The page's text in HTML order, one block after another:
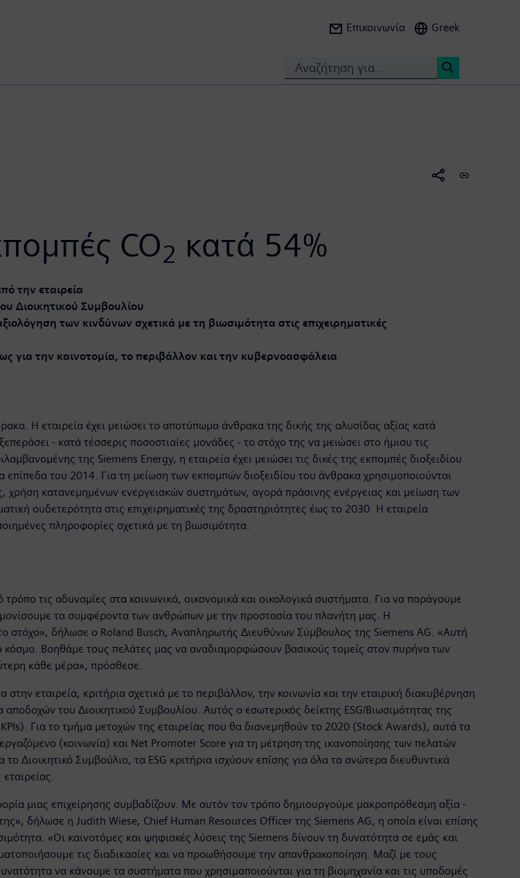
Επικοινωνία Greek
CO2 κατά 54%
την εταιρεία
Διοικητικού Συμβουλίου
των κινδύνων σχετικά με τη βιωσιμότητα στις επιχειρηματικές
για την καινοτομία, το περιβάλλον και την κυβερνοασφάλεια
Η εταιρεία έχει μειώσει το αποτύπωμα άνθρακα της δικής της αλυσίδας αξίας κατά
- κατά τέσσερις ποσοστιαίες μονάδες - το στόχο της να μειώσει στο ήμισυ τις
της Siemens Energy, η εταιρεία έχει μειώσει τις δικές της εκπομπές διοξειδίου
επίπεδα του 2014. Για τη μείωση των εκπομπών διοξειδίου του άνθρακα χρησιμοποιούνται
κατανεμημένων ενεργειακών συστημάτων, αγορά πράσινης ενέργειας και μείωση των
ουδετερότητα στις επιχειρηματικές της δραστηριότητες έως το 2030. Η εταιρεία
πληροφορίες σχετικά με τη βιωσιμότητα.
τις αδυναμίες στα κοινωνικά, οικονομικά και οικολογικά συστήματα. Για να παράγουμε
τα συμφέροντα των ανθρώπων με την προστασία του πλανήτη μας. Η
στόχο», δήλωσε ο Roland Busch, Αναπληρωτής Διευθύνων Σύμβουλος της Siemens AG. «Αυτή
κόσμο. Βοηθάμε τους πελάτες μας να αναδιαμορφώσουν βασικούς τομείς στον πυρήνα των
κάθε μέρα», πρόσθεσε.
εταιρεία, κριτήρια σχετικά με το περιβάλλον, την κοινωνία και την εταιρική διακυβέρνηση
του Διοικητικού Συμβουλίου. Αυτός ο εσωτερικός δείκτης ESG/Βιωσιμότητας της
Για το τμήμα μετοχών της εταιρείας που θα διανεμηθούν το 2020 (Stock Awards), αυτά τα
(κοινωνία) και Net Promoter Score για τη μέτρηση της ικανοποίησης των πελατών
Διοικητικό Συμβούλιο, τα ESG κριτήρια ισχύουν επίσης για όλα τα ανώτερα διευθυντικά
μιας επιχείρησης συμβαδίζουν. Με αυτόν τον τρόπο δημιουργούμε μακροπρόθεσμη αξία -
δήλωσε η Judith Wiese, Chief Human Resources Officer της Siemens AG, η οποία είναι επίσης
«Οι καινοτόμες και ψηφιακές λύσεις της Siemens δίνουν τη δυνατότητα σε εμάς και
τις διαδικασίες και να προωθήσουμε την απανθρακοποίηση. Μαζί με τους
να κάνουμε τα συστήματα που χρησιμοποιούνται για τη βιομηχανία και τις υποδομές